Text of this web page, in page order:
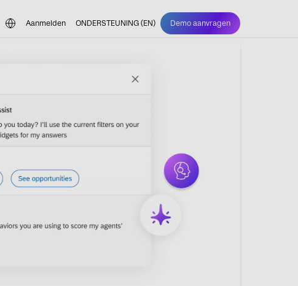
Aanmelden ONDERSTEUNING (EN) Demo aanvragen